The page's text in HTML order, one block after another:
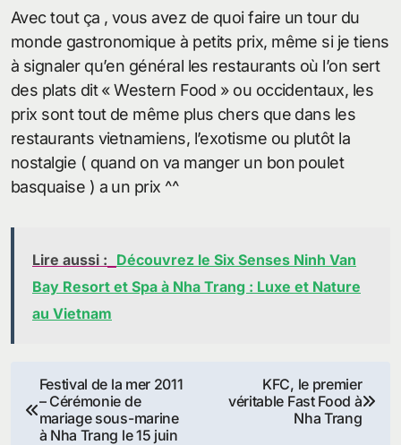
Avec tout ça , vous avez de quoi faire un tour du
monde gastronomique à petits prix, même si je tiens
à signaler qu’en général les restaurants où l’on sert
des plats dit « Western Food » ou occidentaux, les
prix sont tout de même plus chers que dans les
restaurants vietnamiens, l’exotisme ou plutôt la
nostalgie ( quand on va manger un bon poulet
basquaise ) a un prix ^^
Lire aussi : Découvrez le Six Senses Ninh Van
Bay Resort et Spa à Nha Trang : Luxe et Nature
au Vietnam
Navigation
de
Festival de la mer 2011
– Cérémonie de
mariage sous-marine
à Nha Trang le 15 juin
KFC, le premier
véritable Fast Food à
Nha Trang